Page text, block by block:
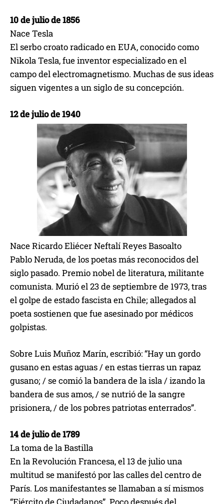
10 de julio de 1856
Nace Tesla
El serbo croato radicado en EUA, conocido como
Nikola Tesla, fue inventor especializado en el
campo del electromagnetismo. Muchas de sus ideas
siguen vigentes a un siglo de su concepción.
12 de julio de 1940
Nace Ricardo Eliécer Neftalí Reyes Basoalto
Pablo Neruda, de los poetas más reconocidos del
siglo pasado. Premio nobel de literatura, militante
comunista. Murió el 23 de septiembre de 1973, tras
el golpe de estado fascista en Chile; allegados al
poeta sostienen que fue asesinado por médicos
golpistas.
Sobre Luis Muñoz Marín, escribió: “Hay un gordo
gusano en estas aguas / en estas tierras un rapaz
gusano; / se comió la bandera de la isla / izando la
bandera de sus amos, / se nutrió de la sangre
prisionera, / de los pobres patriotas enterrados”.
14 de julio de 1789
La toma de la Bastilla
En la Revolución Francesa, el 13 de julio una
multitud se manifestó por las calles del centro de
París. Los manifestantes se llamaban a sí mismos